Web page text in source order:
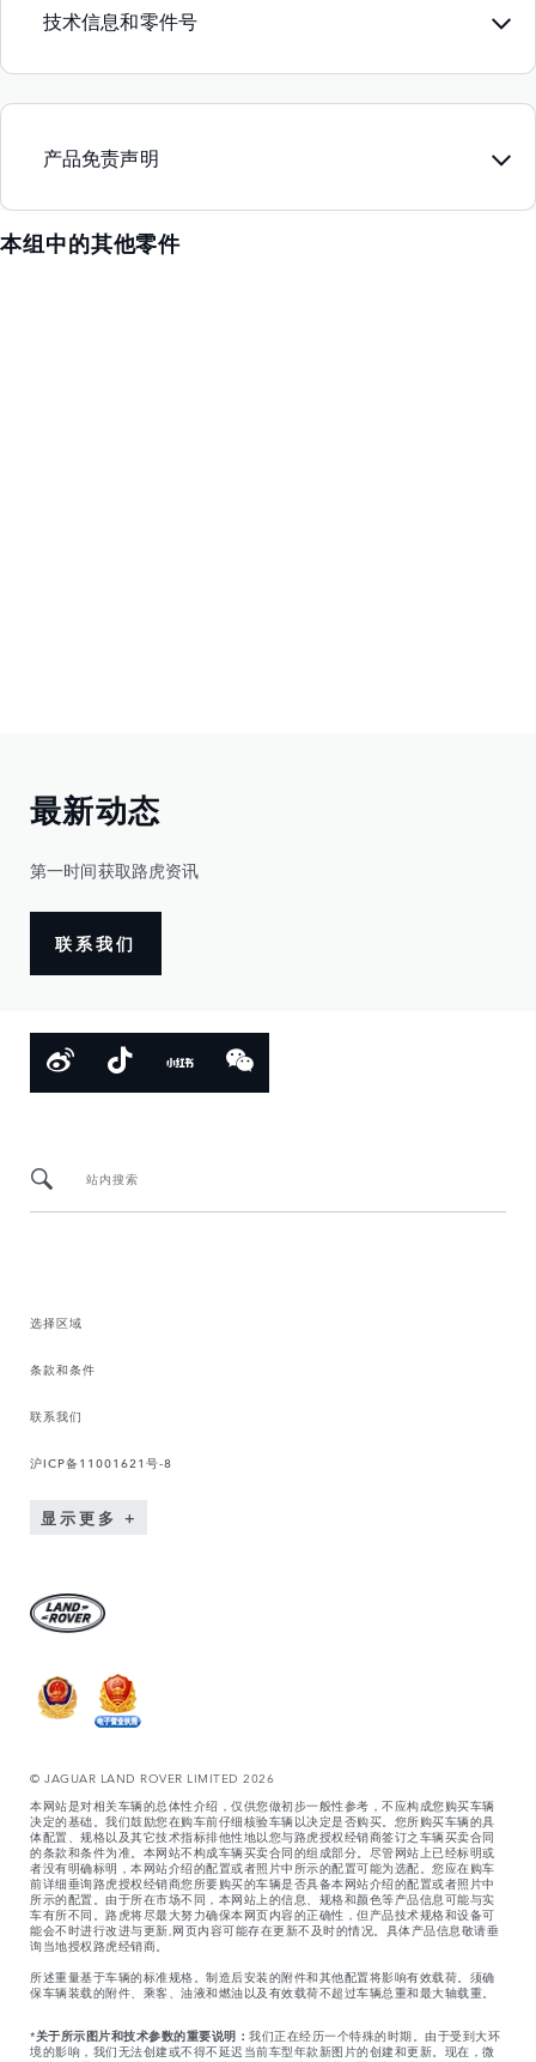
技术信息和零件号
产品免责声明
本组中的其他零件
最新动态
第一时间获取路虎资讯
联系我们
站内搜索
选择区域
条款和条件
联系我们
沪ICP备11001621号-8
显示更多
© JAGUAR LAND ROVER LIMITED 2026
本网站是对相关车辆的总体性介绍，仅供您做初步一般性参考，不应构成您购买车辆
决定的基础。我们鼓励您在购车前仔细核验车辆以决定是否购买。您所购买车辆的具
体配置、规格以及其它技术指标排他性地以您与路虎授权经销商签订之车辆买卖合同
的条款和条件为准。本网站不构成车辆买卖合同的组成部分。尽管网站上已经标明或
者没有明确标明，本网站介绍的配置或者照片中所示的配置可能为选配。您应在购车
前详细垂询路虎授权经销商您所要购买的车辆是否具备本网站介绍的配置或者照片中
所示的配置。由于所在市场不同，本网站上的信息、规格和颜色等产品信息可能与实
车有所不同。路虎将尽最大努力确保本网页内容的正确性，但产品技术规格和设备可
能会不时进行改进与更新,网页内容可能存在更新不及时的情况。具体产品信息敬请垂
询当地授权路虎经销商。
所述重量基于车辆的标准规格。制造后安装的附件和其他配置将影响有效载荷。须确
保车辆装载的附件、乘客、油液和燃油以及有效载荷不超过车辆总重和最大轴载重。
*关于所示图片和技术参数的重要说明： 我们正在经历一个特殊的时期。由于受到大环
境的影响，我们无法创建或不得不延迟当前车型年款新图片的创建和更新。现在，微